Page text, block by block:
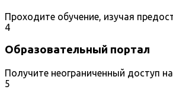
Проходите обучение, изучая
4
Образовательный портал
Получите неограниченный доступ
5